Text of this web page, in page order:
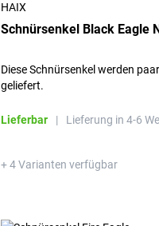
HAIX
Schnürsenkel Black Eagle
Diese Schnürsenkel werden
geliefert.
Lieferbar | Lieferung in 4-6
+ 4 Varianten verfügbar